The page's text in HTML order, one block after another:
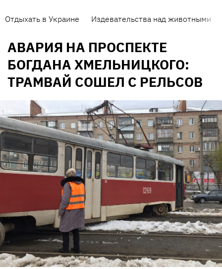
Отдыхать в Украине Издевательства над животными
АВАРИЯ НА ПРОСПЕКТЕ
БОГДАНА ХМЕЛЬНИЦКОГО:
ТРАМВАЙ СОШЕЛ С РЕЛЬСОВ